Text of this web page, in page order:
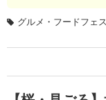
グルメ・フードフェス